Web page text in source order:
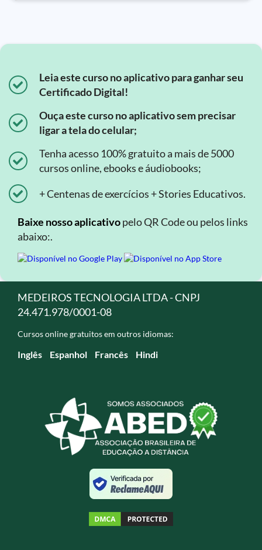
Leia este curso no aplicativo para ganhar seu
Certificado Digital!
Ouça este curso no aplicativo sem precisar
ligar a tela do celular;
Tenha acesso 100% gratuito a mais de 5000
cursos online, ebooks e áudiobooks;
+ Centenas de exercícios + Stories Educativos.
Baixe nosso aplicativopelo QR Code ou pelos links
abaixo:.
MEDEIROS TECNOLOGIA LTDA - CNPJ
24.471.978/0001-08
Cursos online gratuitos em outros idiomas:
Inglês Espanhol Francês Hindi